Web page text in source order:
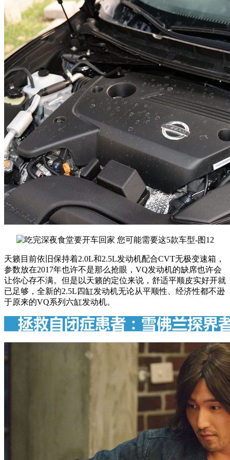
天籁目前依旧保持着2.0L和2.5L发动机配合CVT无极变速箱，
参数放在2017年也许不是那么抢眼，VQ发动机的缺席也许会
让你心存不满。但是以天籁的定位来说，舒适平顺皮实好开就
已足够，全新的2.5L四缸发动机无论从平顺性、经济性都不逊
于原来的VQ系列六缸发动机。